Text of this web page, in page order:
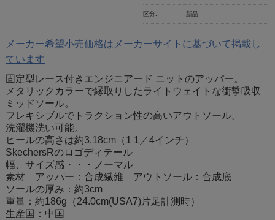
区分: 新品
メーカー希望小売価格はメーカーサイトに基づいて掲載し
ています
固定型レース付きエンジニアード ニットのアッパー。
メタリックカラーで縁取りしたライトウェイトな衝撃吸収
ミッドソール。
フレキシブルでトラクション性の高いアウトソール。
洗濯機洗い可能。
ヒールの高さは約3.18cm（1 1／4インチ）
SkechersRのロゴディテール
幅、サイズ感・・・ノーマル
素材 アッパー：合成繊維 アウトソール：合成底
ソールの厚み：約3cm
重量：約186g（24.0cm(USA7)片足計測時）
生産国：中国